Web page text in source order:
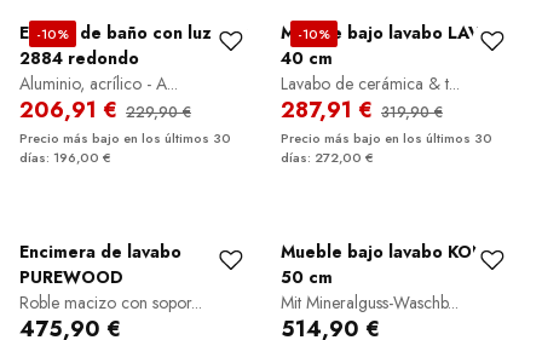
-10%
Espejo de baño con luz LED
2884 redondo
Aluminio, acrílico - A...
206,91 € 229,90 €
Precio más bajo en los últimos 30
días: 196,00 €
-10%
Mueble bajo lavabo LAVOA
40 cm
Lavabo de cerámica & t...
287,91 € 319,90 €
Precio más bajo en los últimos 30
días: 272,00 €
Encimera de lavabo
PUREWOOD
Roble macizo con sopor...
475,90 €
Mueble bajo lavabo KONDA
50 cm
Mit Mineralguss-Waschb...
514,90 €